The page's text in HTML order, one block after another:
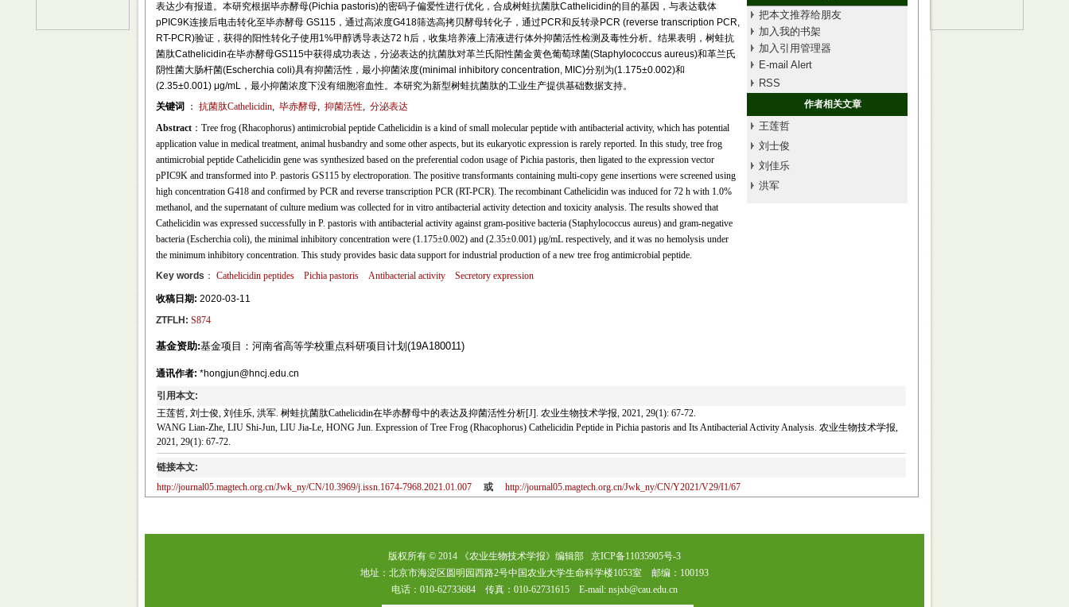
表达少有报道。本研究根据毕赤酵母(Pichia pastoris)的密码子偏爱性进行优化，合成树蛙抗菌肽Cathelicidin的目的基因，与表达载体
pPIC9K连接后电击转化至毕赤酵母 GS115，通过高浓度G418筛选高拷贝酵母转化子，通过PCR和反转录PCR (reverse transcription PCR,
RT-PCR)验证，获得的阳性转化子使用1%甲醇诱导表达72 h后，收集培养液上清液进行体外抑菌活性检测及毒性分析。结果表明，树蛙抗
菌肽Cathelicidin在毕赤酵母GS115中获得成功表达，分泌表达的抗菌肽对革兰氏阳性菌金黄色葡萄球菌(Staphylococcus aureus)和革兰氏
阴性菌大肠杆菌(Escherchia coli)具有抑菌活性，最小抑菌浓度(minimal inhibitory concentration, MIC)分别为(1.175±0.002)和
(2.35±0.001) μg/mL，最小抑菌浓度下没有细胞溶血性。本研究为新型树蛙抗菌肽的工业生产提供基础数据支持。
把本文推荐给朋友
加入我的书架
加入引用管理器
E-mail Alert
RSS
作者相关文章
王莲哲
刘士俊
刘佳乐
洪军
关键词 ： 抗菌肽Cathelicidin, 毕赤酵母, 抑菌活性, 分泌表达
Abstract：Tree frog (Rhacophorus) antimicrobial peptide Cathelicidin is a kind of small molecular peptide with antibacterial activity, which has potential
application value in medical treatment, animal husbandry and some other aspects, but its eukaryotic expression is rarely reported. In this study, tree frog
antimicrobial peptide Cathelicidin gene was synthesized based on the preferential codon usage of Pichia pastoris, then ligated to the expression vector
pPIC9K and transformed into P. pastoris GS115 by electroporation. The positive transformants containing multi-copy gene insertions were screened using
high concentration G418 and confirmed by PCR and reverse transcription PCR (RT-PCR). The recombinant Cathelicidin was induced for 72 h with 1.0%
methanol, and the supernatant of culture medium was collected for in vitro antibacterial activity detection and toxicity analysis. The results showed that
Cathelicidin was expressed successfully in P. pastoris with antibacterial activity against gram-positive bacteria (Staphylococcus aureus) and gram-negative
bacteria (Escherchia coli), the minimal inhibitory concentration were (1.175±0.002) and (2.35±0.001) μg/mL respectively, and it was no hemolysis under
the minimum inhibitory concentration. This study provides basic data support for industrial production of a new tree frog antimicrobial peptide.
Key words ： Cathelicidin peptides Pichia pastoris Antibacterial activity Secretory expression
收稿日期: 2020-03-11
ZTFLH: S874
基金资助:基金项目：河南省高等学校重点科研项目计划(19A180011)
通讯作者: *hongjun@hncj.edu.cn
引用本文:
王莲哲, 刘士俊, 刘佳乐, 洪军. 树蛙抗菌肽Cathelicidin在毕赤酵母中的表达及抑菌活性分析[J]. 农业生物技术学报, 2021, 29(1): 67-72.
WANG Lian-Zhe, LIU Shi-Jun, LIU Jia-Le, HONG Jun. Expression of Tree Frog (Rhacophorus) Cathelicidin Peptide in Pichia pastoris and Its Antibacterial Activity Analysis. 农业生物技术学报,
2021, 29(1): 67-72.
链接本文:
http://journal05.magtech.org.cn/Jwk_ny/CN/10.3969/j.issn.1674-7968.2021.01.007
或 http://journal05.magtech.org.cn/Jwk_ny/CN/Y2021/V29/I1/67
版权所有 © 2014 《农业生物技术学报》编辑部 京ICP备11035905号-3
地址：北京市海淀区圆明园西路2号中国农业大学生命科学楼1053室 邮编：100193
电话：010-62733684 传真：010-62731615 E-mail: nsjxb@cau.edu.cn